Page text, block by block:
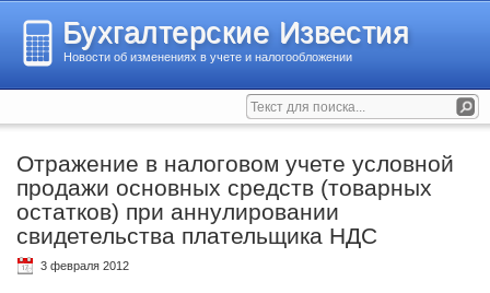
Бухгалтерские Известия
Новости об изменениях в учете и налогообложении
Отражение в налоговом учете условной
продажи основных средств (товарных
остатков) при аннулировании
свидетельства плательщика НДС
3 февраля 2012